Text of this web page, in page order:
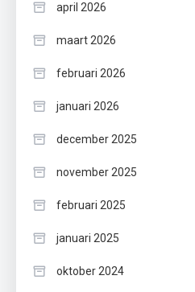
april 2026
maart 2026
februari 2026
januari 2026
december 2025
november 2025
februari 2025
januari 2025
oktober 2024